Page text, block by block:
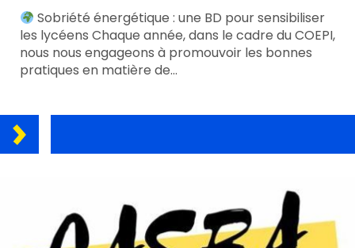
Sobriété énergétique : une BD pour sensibiliser
les lycéens Chaque année, dans le cadre du COEPI,
nous nous engageons à promouvoir les bonnes
pratiques en matière de…